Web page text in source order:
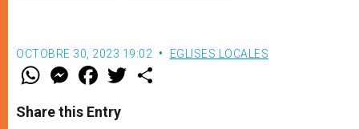
OCTOBRE 30, 2023 19:02 EGLISES LOCALES
W
t
s
M
e
s
e
F
a
e
b
w
Share this Entry